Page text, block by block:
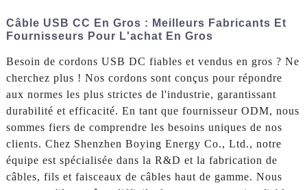
Câble USB CC En Gros : Meilleurs Fabricants Et
Fournisseurs Pour L'achat En Gros
Besoin de cordons USB DC fiables et vendus en gros ? Ne
cherchez plus ! Nos cordons sont conçus pour répondre
aux normes les plus strictes de l'industrie, garantissant
durabilité et efficacité. En tant que fournisseur ODM, nous
sommes fiers de comprendre les besoins uniques de nos
clients. Chez Shenzhen Boying Energy Co., Ltd., notre
équipe est spécialisée dans la R&D et la fabrication de
câbles, fils et faisceaux de câbles haut de gamme. Nous